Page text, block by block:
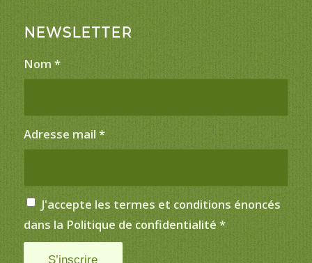
NEWSLETTER
Nom *
Adresse mail *
J'accepte les termes et conditions énoncés
dans la Politique de confidentialité *